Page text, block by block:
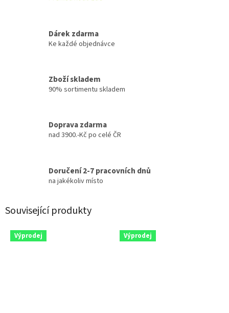
Dárek zdarma
Ke každé objednávce
Zboží skladem
90% sortimentu skladem
Doprava zdarma
nad 3900.-Kč po celé ČR
Doručení 2-7 pracovních dnů
na jakékoliv místo
Související produkty
Výprodej Výprodej